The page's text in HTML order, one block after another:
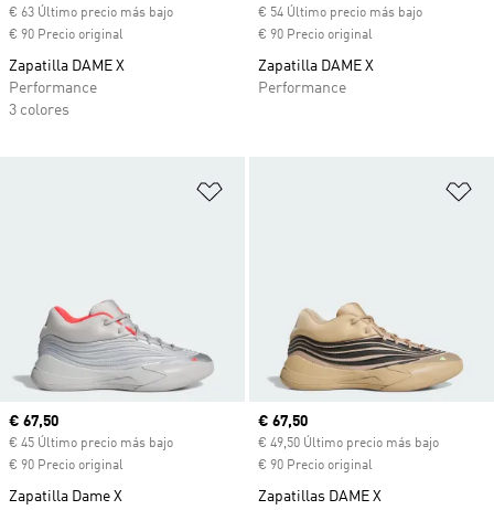
€ 63 Último precio más bajo
€ 90 Precio original
Zapatilla DAME X
Performance
3 colores
€ 54 Último precio más bajo
€ 90 Precio original
Zapatilla DAME X
Performance
Precio actual
€ 67,50
€ 45 Último precio más bajo
€ 90 Precio original
Zapatilla Dame X
Precio actual
€ 67,50
€ 49,50 Último precio más bajo
€ 90 Precio original
Zapatillas DAME X